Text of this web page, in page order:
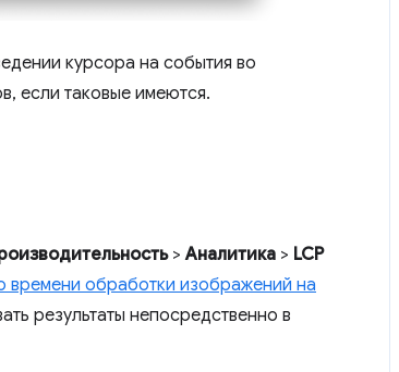
курсора на события во
если таковые имеются.
>Аналитика > LCP
времени обработки изображений на
результаты непосредственно в